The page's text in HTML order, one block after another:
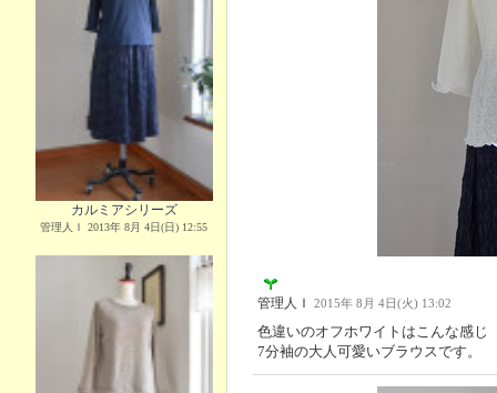
カルミアシリーズ
管理人Ｉ 2013年 8月 4日(日) 12:55
管理人Ｉ 2015年 8月 4日(火) 13:02
色違いのオフホワイトはこんな感じ
7分袖の大人可愛いブラウスです。